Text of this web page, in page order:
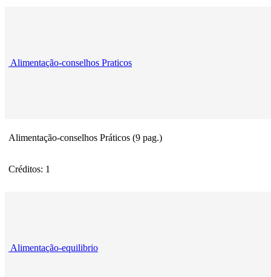
Alimentação-conselhos Praticos
Alimentação-conselhos Práticos (9 pag.)
Créditos: 1
Alimentação-equilibrio